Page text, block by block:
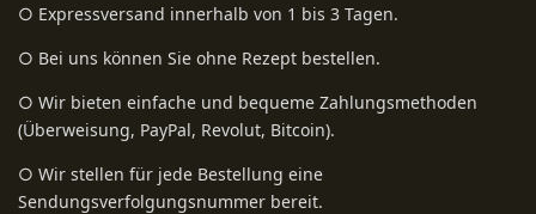
○ Expressversand innerhalb von 1 bis 3 Tagen.
○ Bei uns können Sie ohne Rezept bestellen.
○ Wir bieten einfache und bequeme Zahlungsmethoden
(Überweisung, PayPal, Revolut, Bitcoin).
○ Wir stellen für jede Bestellung eine
Sendungsverfolgungsnummer bereit.